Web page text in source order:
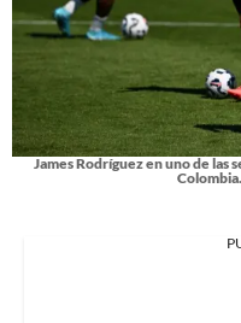
James Rodríguez en uno de las
Colombia.